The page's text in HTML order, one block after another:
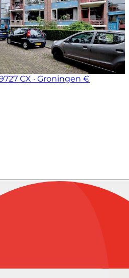
CX · Groningen €